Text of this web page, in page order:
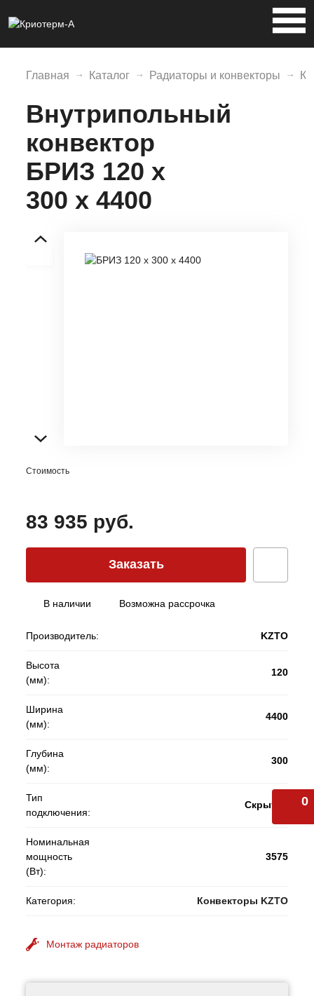
Главная Каталог Радиаторы и конвекторы
Внутрипольный
конвектор
БРИЗ 120 х
300 х 4400
Стоимость
83 935 руб.
Заказать
В наличии Возможна рассрочка
Производитель: KZTO
Высота
(мм):
120
Ширина
(мм):
4400
Глубина
(мм):
300
Тип
подключения:
Скрытое
Номинальная
мощность
(Вт):
3575
Категория: Конвекторы KZTO
Монтаж радиаторов
0